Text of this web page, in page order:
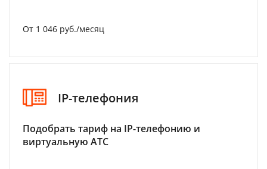
От 1 046 руб./месяц
IP-телефония
Подобрать тариф на IP-телефонию и
виртуальную АТС